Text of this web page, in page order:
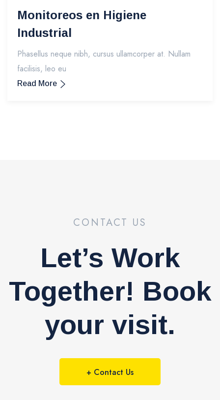
Monitoreos en Higiene
Industrial
Phasellus neque nibh, cursus ullamcorper at. Nullam
facilisis, leo eu
Read More
CONTACT US
Let’s Work
Together! Book
your visit.
+ Contact Us